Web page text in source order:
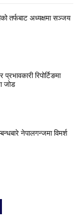
तर्फबाट अध्यक्षमा सञ्जय
रिपोर्टिङमा
जोड
नेपालगन्जमा विमर्श